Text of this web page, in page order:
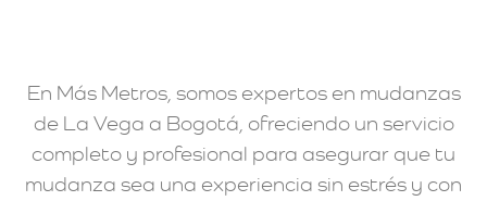
En Más Metros, somos expertos en mudanzas
de La Vega a Bogotá, ofreciendo un servicio
completo y profesional para asegurar que tu
mudanza sea una experiencia sin estrés y con